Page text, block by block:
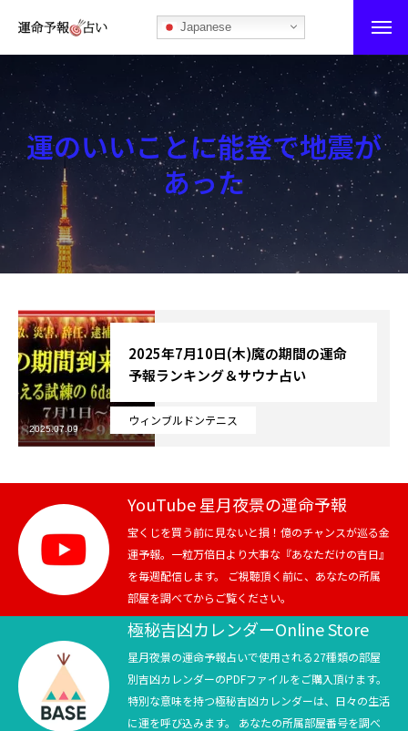
Japanese
運命予報占い
運命予報占いとは
あなたの所属部屋を探そう！
最恐の相性占い
秘伝公開！吉凶カレンダー
記事カテゴリー
ブログ
お知らせ
芸能界
テニス
スポーツ
競馬
テニス四大大会・五輪
テニス四大大会・五輪
運のいいことに能登で地震が
あった
ウィンブルドンテニス
2025年7月10日(木)魔の期間の運命
予報ランキング＆サウナ占い
2025.07.09
YouTube 星月夜景の運命予報
宝くじを買う前に見ないと損！億のチャンスが巡る金
運予報。一粒万倍日より大事な『あなただけの吉日』
を毎週配信します。 ご視聴頂く前に、あなたの所属
部屋を調べてからご覧ください。
極秘吉凶カレンダーOnline Store
星月夜景の運命予報占いで使用される27種類の部屋
別吉凶カレンダーのPDFファイルをご購入頂けます。
特別な意味を持つ極秘吉凶カレンダーは、日々の生活
に運を呼び込みます。 あなたの所属部屋番号を調べ